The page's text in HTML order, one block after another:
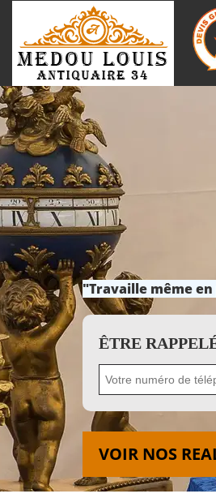
"Travaille même
ÊTRE
VOIR NOS